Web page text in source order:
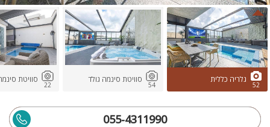
52
גלריה כללית
54
סוויטת סינמה גולד
22
סוויטת
055-4311990